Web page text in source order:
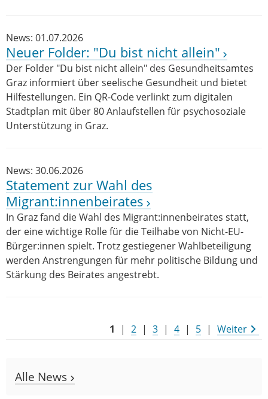
News: 01.07.2026
Neuer Folder: "Du bist nicht allein"
Der Folder "Du bist nicht allein" des Gesundheitsamtes
Graz informiert über seelische Gesundheit und bietet
Hilfestellungen. Ein QR-Code verlinkt zum digitalen
Stadtplan mit über 80 Anlaufstellen für psychosoziale
Unterstützung in Graz.
News: 30.06.2026
Statement zur Wahl des
Migrant:innenbeirates
In Graz fand die Wahl des Migrant:innenbeirates statt,
der eine wichtige Rolle für die Teilhabe von Nicht-EU-
Bürger:innen spielt. Trotz gestiegener Wahlbeteiligung
werden Anstrengungen für mehr politische Bildung und
Stärkung des Beirates angestrebt.
1 | 2 | 3 | 4 | 5 | Weiter
Alle News